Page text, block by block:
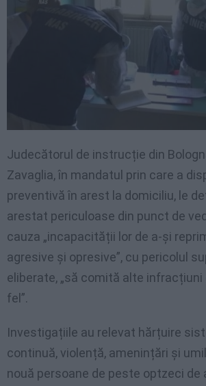
Judecătorul de instrucție din
Zavaglia, în mandatul prin care a
preventivă în arest la domiciliu, le
arestat periculoase din punct de
cauza „incapacității lor de a-și
agresive și opresive”, cu pericolul
eliberate, „să comită alte infracțiuni
fel”.
Investigațiile au relevat hărțuire
continuă, violență, amenințări și
nouă persoane de peste optzeci de